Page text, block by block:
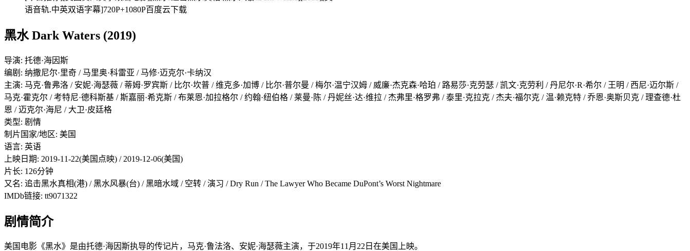
语音轨.中英双语字幕]720P+1080P百度云下载
黑水 Dark Waters (2019)
导演: 托德·海因斯
编剧: 纳撒尼尔·里奇 / 马里奥·科雷亚 / 马修·迈克尔·卡纳汉
主演: 马克·鲁弗洛 / 安妮·海瑟薇 / 蒂姆·罗宾斯 / 比尔·坎普 / 维克多·加博 / 比尔·普尔曼 / 梅尔·温宁汉姆 / 威廉·杰克森·哈珀 / 路易莎·克劳瑟 / 凯文·克劳利 / 丹尼尔·R·希尔 / 王明 / 西尼·迈尔斯 /
马克·霍克尔 / 考特尼·德科斯基 / 斯嘉丽·希克斯 / 布莱恩·加拉格尔 / 约翰·纽伯格 / 莱曼·陈 / 丹妮丝·达·维拉 / 杰弗里·格罗弗 / 泰里·克拉克 / 杰夫·福尔克 / 温·赖克特 / 乔恩·奥斯贝克 / 理查德·杜
恩 / 迈克尔·海尼 / 大卫·皮廷格
类型: 剧情
制片国家/地区: 美国
语言: 英语
上映日期: 2019-11-22(美国点映) / 2019-12-06(美国)
片长: 126分钟
又名: 追击黑水真相(港) / 黑水风暴(台) / 黑暗水域 / 空转 / 演习 / Dry Run / The Lawyer Who Became DuPont’s Worst Nightmare
IMDb链接: tt9071322
剧情简介
美国电影《黑水》是由托德·海因斯执导的传记片，马克·鲁法洛、安妮·海瑟薇主演，于2019年11月22日在美国上映。